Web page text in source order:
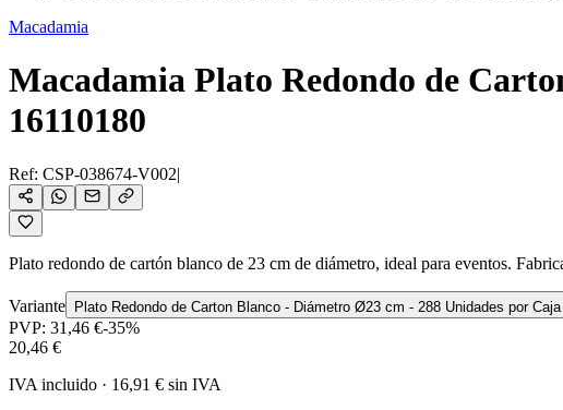
Macadamia
Macadamia Plato Redondo de
16110180
Ref: CSP-038674-V002|
Plato redondo de cartón blanco de 23 cm de diámetro, ideal para eventos.
Variante Plato Redondo de Carton Blanco - Diámetro Ø23 cm - 288 Unidades por
PVP: 31,46 €-35%
20,46 €
IVA incluido · 16,91 € sin IVA